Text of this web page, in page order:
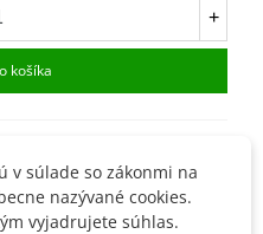
+
košíka
v súlade so zákonmi na
nazývané cookies.
vyjadrujete súhlas.